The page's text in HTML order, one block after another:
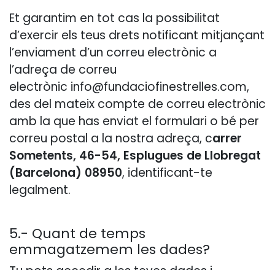
Et garantim en tot cas la possibilitat
d’exercir els teus drets notificant mitjançant
l’enviament d’un correu electrònic a
l’adreça de correu
electrònic info@fundaciofinestrelles.com,
des del mateix compte de correu electrònic
amb la que has enviat el formulari o bé per
correu postal a la nostra adreça, carrer
Sometents, 46-54, Esplugues de Llobregat
(Barcelona) 08950, identificant-te
legalment.
5.- Quant de temps
emmagatzemem les dades?